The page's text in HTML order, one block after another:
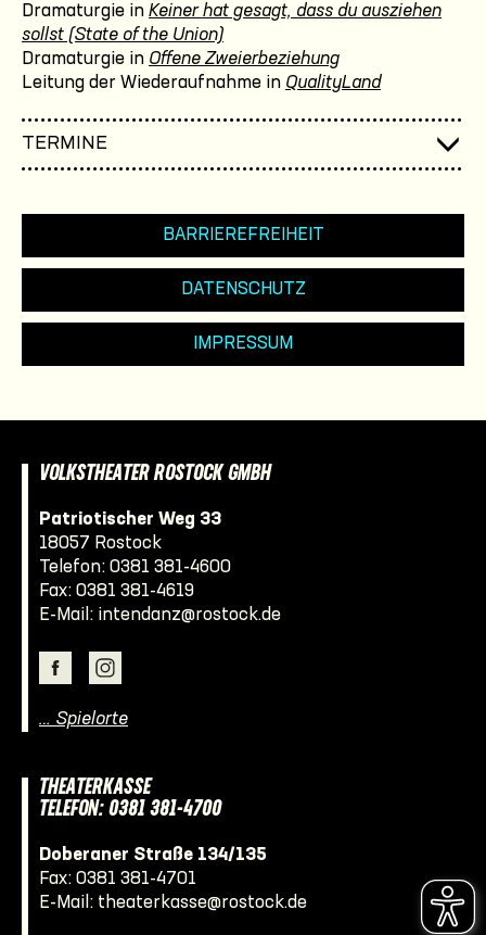
Dramaturgie in Keiner hat gesagt, dass du ausziehen
sollst (State of the Union)
Dramaturgie in Offene Zweierbeziehung
Leitung der Wiederaufnahme in QualityLand
TERMINE
BARRIEREFREIHEIT
DATENSCHUTZ
IMPRESSUM
VOLKSTHEATER ROSTOCK GMBH
Patriotischer Weg 33
18057 Rostock
Telefon: 0381 381-4600
Fax: 0381 381-4619
E-Mail: intendanz@rostock.de
… Spielorte
THEATERKASSE
TELEFON: 0381 381-4700
Doberaner Straße 134/135
Fax: 0381 381-4701
E-Mail: theaterkasse@rostock.de